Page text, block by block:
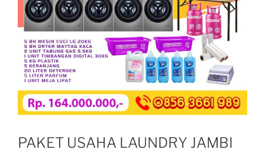
PAKET USAHA LAUNDRY JAMBI